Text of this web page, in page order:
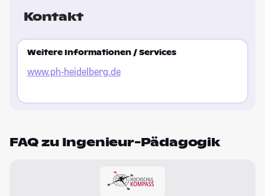
Kontakt
Weitere Informationen / Services
www.ph-heidelberg.de
FAQ zu Ingenieur-Pädagogik